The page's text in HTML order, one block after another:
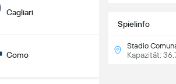
Cagliari
Como
Spielinfo
Stadio
Kapazität: